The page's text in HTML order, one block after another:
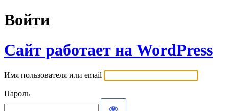
Войти
Сайт работает на WordPress
Имя пользователя или email
Пароль